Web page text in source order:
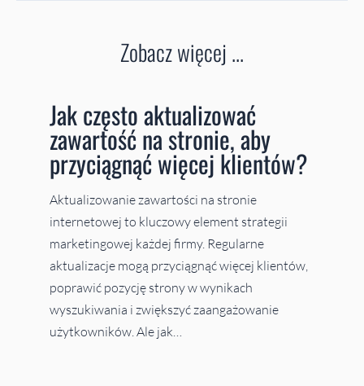
Zobacz więcej ...
Jak często aktualizować
zawartość na stronie, aby
przyciągnąć więcej klientów?
Aktualizowanie zawartości na stronie
internetowej to kluczowy element strategii
marketingowej każdej firmy. Regularne
aktualizacje mogą przyciągnąć więcej klientów,
poprawić pozycję strony w wynikach
wyszukiwania i zwiększyć zaangażowanie
użytkowników. Ale jak…